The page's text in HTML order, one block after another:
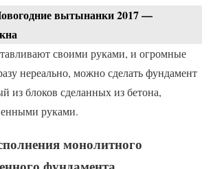
вытынанки 2017 —
своими руками, и огромные
нереально, можно сделать фундамент
из блоков сделанных из бетона,
руками.
монолитного